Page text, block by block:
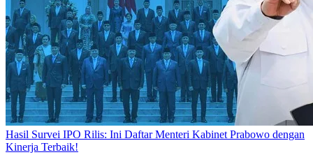
Hasil Survei IPO Rilis: Ini Daftar Menteri Kabinet Prabowo dengan
Kinerja Terbaik!